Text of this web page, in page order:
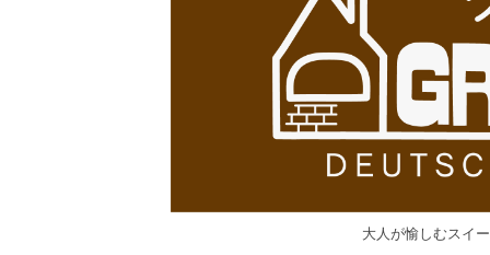
大人が愉しむスイ